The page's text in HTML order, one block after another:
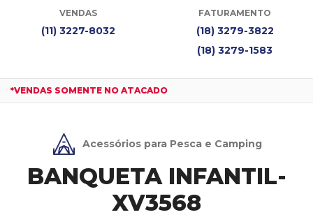
VENDAS
(11) 3227-8032
FATURAMENTO
(18) 3279-3822
(18) 3279-1583
*VENDAS SOMENTE NO ATACADO
Acessórios para Pesca e Camping
BANQUETA INFANTIL-
XV3568